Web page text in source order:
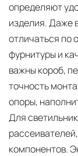
определяют
изделия. Даже
отличаться по
фурнитуры и
важны короб,
точность
опоры,
Для
компонентов.